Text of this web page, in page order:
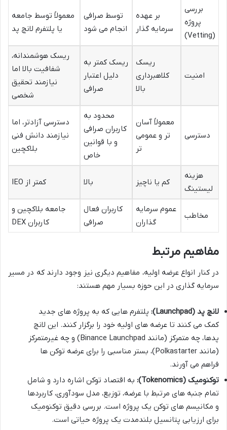
بررسی
پروژه
(Vetting)
بر عهده
سرمایه گذار
توسط صرافی
انجام می شود
معمولاً توسط جامعه
یا پلتفرم لانچ پد
امنیت
ریسک
کلاهبرداری
بالا
ریسک کمتر به
دلیل اعتبار
صرافی
ریسک هوشمندانه،
شفافیت بالا اما
نیازمند تحقیق
شخصی
دسترسی
معمولاً آسان
تر و عمومی
تر
محدود به
کاربران صرافی
و با قوانین
خاص
دسترسی آزادتر، اما
نیازمند دانش فنی
بلاکچین
هزینه
لیستینگ
کم یا ناچیز بالا کمتر از IEO
مخاطب
عموم سرمایه
گذاران
کاربران فعال
صرافی
جامعه بلاکچین و
کاربران DEX
مفاهیم مرتبط
در کنار انواع عرضه اولیه، مفاهیم دیگری نیز وجود دارند که در مسیر
سرمایه گذاری در این حوزه بسیار مهم هستند:
لانچ پد (Launchpad):
پلتفرم هایی که به پروژه های جدید
کمک می کنند تا عرضه های اولیه خود را برگزار کنند. این لانچ
پدها، چه متمرکز (مانند Binance Launchpad) و چه غیرمتمرکز
(مانند Polkastarter)، بستر مناسبی را برای عرضه توکن ها
فراهم می آورند.
توکنومیک (Tokenomics):
به اقتصاد توکن اشاره دارد و شامل
تمام جنبه های مرتبط با عرضه، توزیع، مدل سودآوری، کاربردها
و مکانیسم های توکن یک پروژه است. بررسی دقیق توکنومیک
برای ارزیابی پتانسیل بلندمدت یک پروژه حیاتی است.